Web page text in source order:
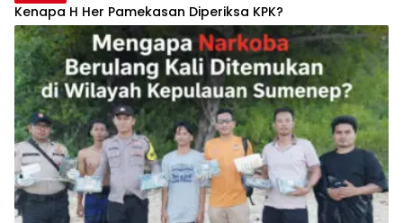
Kenapa H Her Pamekasan Diperiksa KPK?